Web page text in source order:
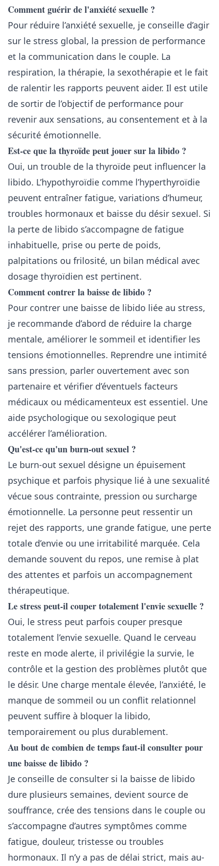
Comment guérir de l'anxiété sexuelle ?
Pour réduire l’anxiété sexuelle, je conseille d’agir
sur le stress global, la pression de performance
et la communication dans le couple. La
respiration, la thérapie, la sexothérapie et le fait
de ralentir les rapports peuvent aider. Il est utile
de sortir de l’objectif de performance pour
revenir aux sensations, au consentement et à la
sécurité émotionnelle.
Est-ce que la thyroïde peut jouer sur la libido ?
Oui, un trouble de la thyroïde peut influencer la
libido. L’hypothyroïdie comme l’hyperthyroïdie
peuvent entraîner fatigue, variations d’humeur,
troubles hormonaux et baisse du désir sexuel. Si
la perte de libido s’accompagne de fatigue
inhabituelle, prise ou perte de poids,
palpitations ou frilosité, un bilan médical avec
dosage thyroïdien est pertinent.
Comment contrer la baisse de libido ?
Pour contrer une baisse de libido liée au stress,
je recommande d’abord de réduire la charge
mentale, améliorer le sommeil et identifier les
tensions émotionnelles. Reprendre une intimité
sans pression, parler ouvertement avec son
partenaire et vérifier d’éventuels facteurs
médicaux ou médicamenteux est essentiel. Une
aide psychologique ou sexologique peut
accélérer l’amélioration.
Qu'est-ce qu'un burn-out sexuel ?
Le burn-out sexuel désigne un épuisement
psychique et parfois physique lié à une sexualité
vécue sous contrainte, pression ou surcharge
émotionnelle. La personne peut ressentir un
rejet des rapports, une grande fatigue, une perte
totale d’envie ou une irritabilité marquée. Cela
demande souvent du repos, une remise à plat
des attentes et parfois un accompagnement
thérapeutique.
Le stress peut-il couper totalement l'envie sexuelle ?
Oui, le stress peut parfois couper presque
totalement l’envie sexuelle. Quand le cerveau
reste en mode alerte, il privilégie la survie, le
contrôle et la gestion des problèmes plutôt que
le désir. Une charge mentale élevée, l’anxiété, le
manque de sommeil ou un conflit relationnel
peuvent suffire à bloquer la libido,
temporairement ou plus durablement.
Au bout de combien de temps faut-il consulter pour
une baisse de libido ?
Je conseille de consulter si la baisse de libido
dure plusieurs semaines, devient source de
souffrance, crée des tensions dans le couple ou
s’accompagne d’autres symptômes comme
fatigue, douleur, tristesse ou troubles
hormonaux. Il n’y a pas de délai strict, mais au-